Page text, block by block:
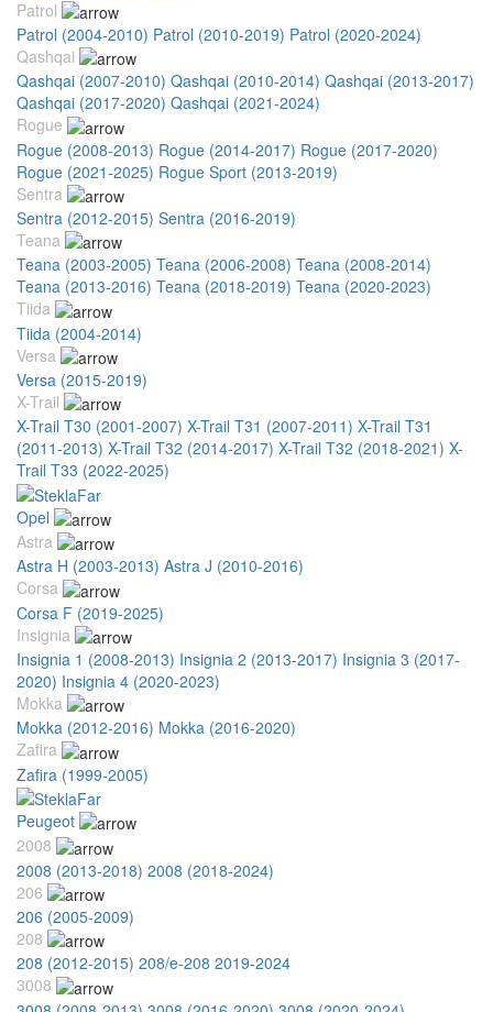
Patrol
Patrol (2004-2010) Patrol (2010-2019) Patrol (2020-2024)
Qashqai
Qashqai (2007-2010) Qashqai (2010-2014) Qashqai (2013-2017)
Qashqai (2017-2020) Qashqai (2021-2024)
Rogue
Rogue (2008-2013) Rogue (2014-2017) Rogue (2017-2020)
Rogue (2021-2025) Rogue Sport (2013-2019)
Sentra
Sentra (2012-2015) Sentra (2016-2019)
Teana
Teana (2003-2005) Teana (2006-2008) Teana (2008-2014)
Teana (2013-2016) Teana (2018-2019) Teana (2020-2023)
Tiida
Tiida (2004-2014)
Versa
Versa (2015-2019)
X-Trail
X-Trail T30 (2001-2007) X-Trail T31 (2007-2011) X-Trail T31
(2011-2013) X-Trail T32 (2014-2017) X-Trail T32 (2018-2021) X-
Trail T33 (2022-2025)
Opel
Astra
Astra H (2003-2013) Astra J (2010-2016)
Corsa
Corsa F (2019-2025)
Insignia
Insignia 1 (2008-2013) Insignia 2 (2013-2017) Insignia 3 (2017-
2020) Insignia 4 (2020-2023)
Mokka
Mokka (2012-2016) Mokka (2016-2020)
Zafira
Zafira (1999-2005)
Peugeot
2008
2008 (2013-2018) 2008 (2018-2024)
206
206 (2005-2009)
208
208 (2012-2015) 208/e-208 2019-2024
3008